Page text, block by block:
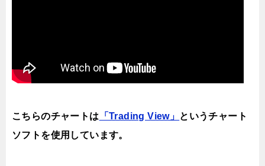
こちらのチャートは 「Trading View」 というチャート
ソフトを使用しています。